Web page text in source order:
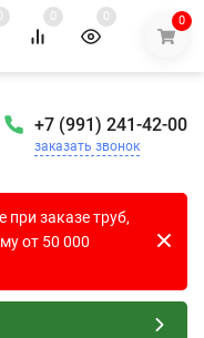
0 0 0
+7 (991) 241-42-00
заказать звонок
при заказе труб,
от 50 000